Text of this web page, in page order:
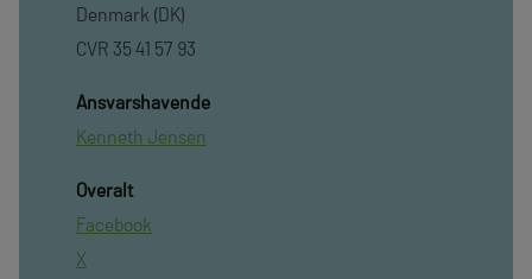
Denmark (DK)
CVR 35 41 57 93
Ansvarshavende
Kenneth Jensen
Overalt
Facebook
X